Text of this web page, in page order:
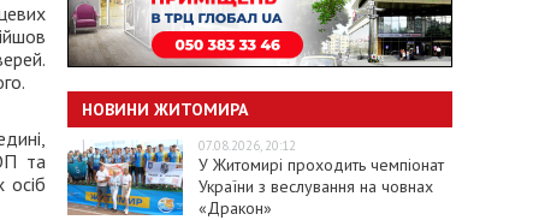
та
осіб
НОВИНИ ЖИТОМИРА
07.08.2026, 20:12
У Житомирі проходить чемпіонат
України з веслування на човнах
«Дракон»